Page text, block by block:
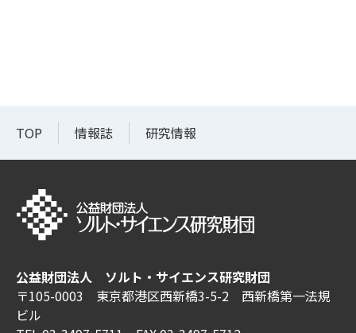
TOP 情報誌 研究情報
公益財団法人 ソルト・サイエンス研究財団
〒105-0003 東京都港区西新橋3-5-2 西新橋第一法規
ビル